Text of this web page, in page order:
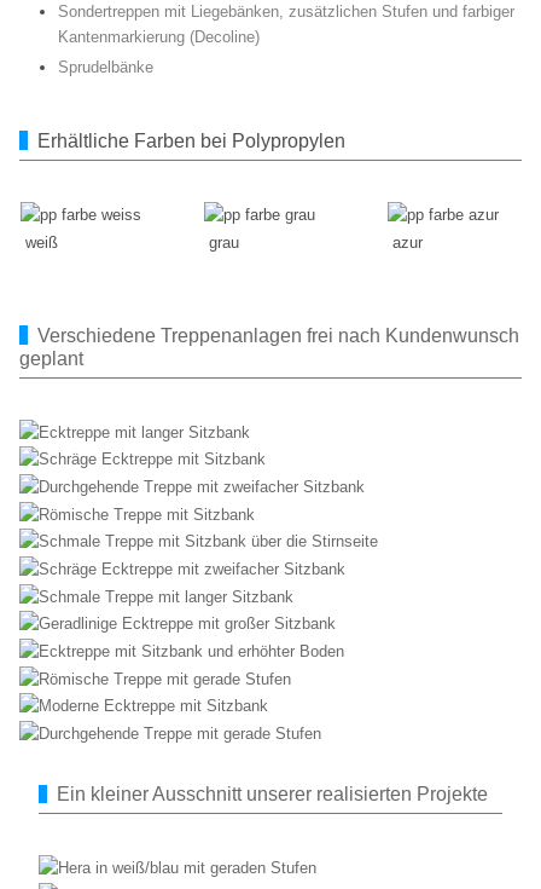
Sondertreppen mit Liegebänken, zusätzlichen Stufen und farbiger
Kantenmarkierung (Decoline)
Sprudelbänke
Erhältliche Farben bei Polypropylen
weiß grau azur
Verschiedene Treppenanlagen frei nach Kundenwunsch
geplant
Ein kleiner Ausschnitt unserer realisierten Projekte